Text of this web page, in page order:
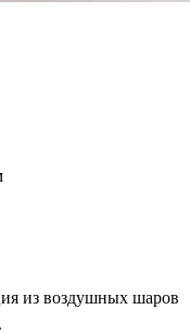
из воздушных шаров